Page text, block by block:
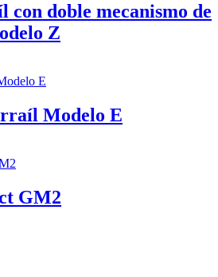
doble mecanismo de
Z
Modelo E
GM2